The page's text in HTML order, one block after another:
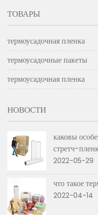
ТОВАРЫ
термоусадочная пленка
термоусадочные пакеты
термоусадочная пленка
НОВОСТИ
каковы
стретч-
2022-05-29
что такое
2022-04-14